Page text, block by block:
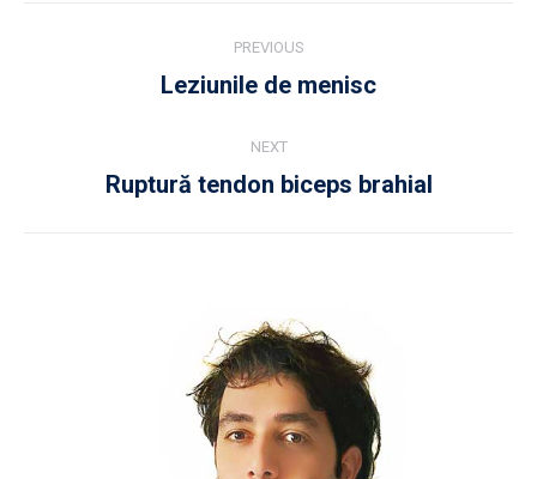
navigation
PREVIOUS
Previous
Leziunile de menisc
NEXT
Next
Ruptură tendon biceps brahial